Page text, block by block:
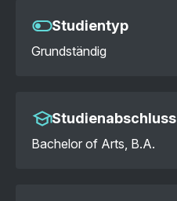
Studientyp
Grundständig
Studienabschluss
Bachelor of Arts, B.A.